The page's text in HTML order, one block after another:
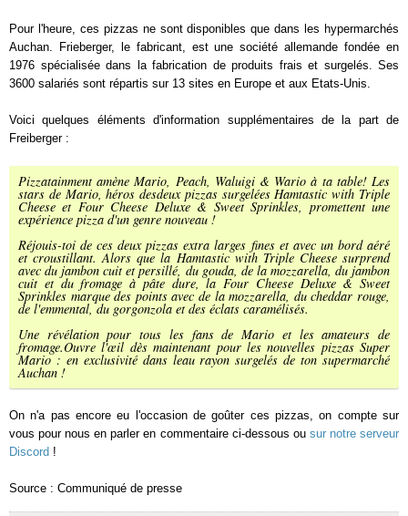
Pour l'heure, ces pizzas ne sont disponibles que dans les hypermarchés
Auchan. Frieberger, le fabricant, est une société allemande fondée en
1976 spécialisée dans la fabrication de produits frais et surgelés. Ses
3600 salariés sont répartis sur 13 sites en Europe et aux Etats-Unis.
Voici quelques éléments d'information supplémentaires de la part de
Freiberger :
Pizzatainment amène Mario, Peach, Waluigi & Wario à ta table! Les
stars de Mario, héros desdeux pizzas surgelées Hamtastic with Triple
Cheese et Four Cheese Deluxe & Sweet Sprinkles, promettent une
expérience pizza d'un genre nouveau !
Réjouis-toi de ces deux pizzas extra larges fines et avec un bord aéré
et croustillant. Alors que la Hamtastic with Triple Cheese surprend
avec du jambon cuit et persillé, du gouda, de la mozzarella, du jambon
cuit et du fromage à pâte dure, la Four Cheese Deluxe & Sweet
Sprinkles marque des points avec de la mozzarella, du cheddar rouge,
de l'emmental, du gorgonzola et des éclats caramélisés.
Une révélation pour tous les fans de Mario et les amateurs de
fromage.Ouvre l'œil dès maintenant pour les nouvelles pizzas Super
Mario : en exclusivité dans leau rayon surgelés de ton supermarché
Auchan !
On n'a pas encore eu l'occasion de goûter ces pizzas, on compte sur
vous pour nous en parler en commentaire ci-dessous ou sur notre serveur
Discord !
Source : Communiqué de presse